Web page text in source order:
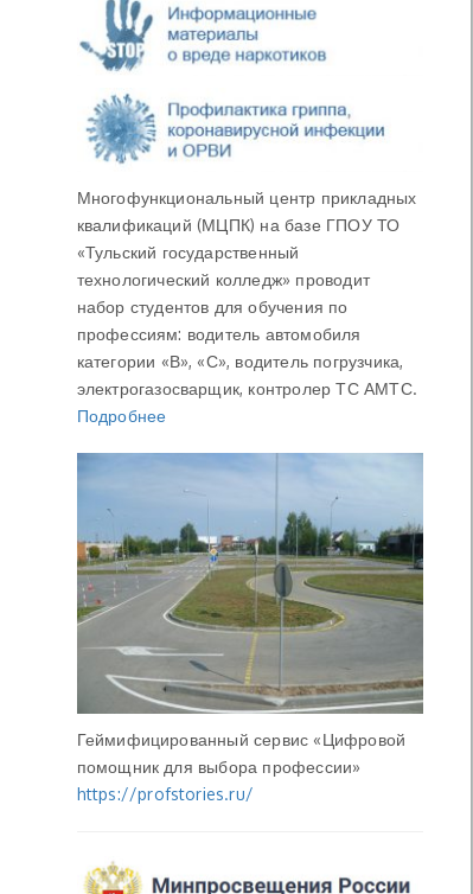
Многофункциональный центр прикладных
квалификаций (МЦПК) на базе ГПОУ ТО
«Тульский государственный
технологический колледж» проводит
набор студентов для обучения по
профессиям: водитель автомобиля
категории «В», «С», водитель погрузчика,
электрогазосварщик, контролер ТС АМТС.
Подробнее
Геймифицированный сервис «Цифровой
помощник для выбора профессии»
https://profstories.ru/